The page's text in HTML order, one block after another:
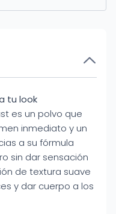
tu look
es un polvo que
inmediato y un
a su fórmula
sin dar sensación
de textura suave
y dar cuerpo a los